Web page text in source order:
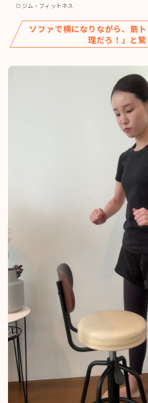
ジム・フィットネス
ソファで横になりながら、筋
理だろ！」と